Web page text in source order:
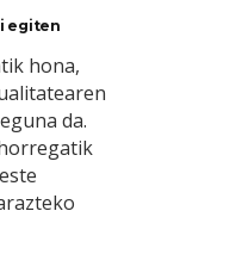
egiten
hona,
da.